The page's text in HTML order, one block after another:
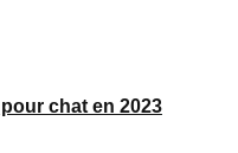
chat en 2023